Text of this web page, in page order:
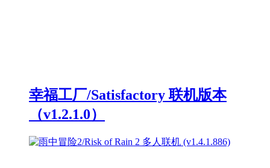
幸福工厂/Satisfactory 联机版本
（v1.2.1.0）